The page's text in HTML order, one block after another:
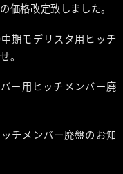
価格改定致しました。
期モデリスタ用ヒッチ
。
ー用ヒッチメンバー廃
チメンバー廃盤のお知